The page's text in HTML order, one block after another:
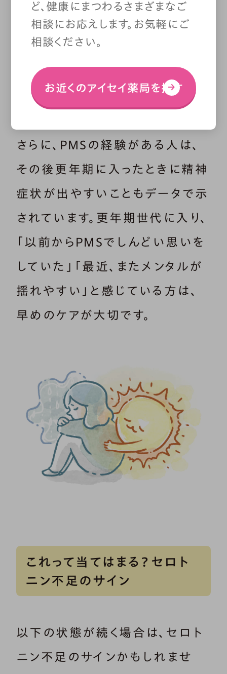
能性が報告されており、治療とし
て、セロトニンの働きを調整する
み阻害薬）が使われることもあり
ます。
さらに、PMSの経験がある人は、
その後更年期に入ったときに精神
症状が出やすいこともデータで示
されています。更年期世代に入り、
「以前からPMSでしんどい思いを
していた」「最近、またメンタルが
揺れやすい」と感じている方は、
早めのケアが大切です。
これって当てはまる？セロト
ニン不足のサイン
以下の状態が続く場合は、セロト
ニン不足のサインかもしれませ
ど、健康にまつわるさまざまなご
相談にお応えします。お気軽にご
相談ください。
お近くのアイセイ薬局を探す